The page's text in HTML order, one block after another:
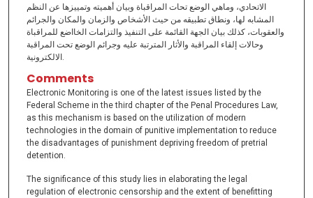
الاتحادي، وماهي الوضع تحات المراقباة وبيان أهميته وتمييزها عن النظم
المشابه لها، ونطاق تطبيقه من حيث الأشخاص والزمان والمكان والجرائم
والعقوبات، كذلك بيان الجهة القائمة على التنفيذ والتزامات الخااضع للمراقباة
وحالات إلقاء المراقبة والأثار المترتبة عليه وجرائم الوضع تحت المراقبة
الالكترونية.
Comments
Electronic Monitoring is one of the latest issues listed by the
Federal Scheme in the third chapter of the Penal Procedures Law,
as this mechanism is based on the utilization of modern
technologies in the domain of punitive implementation to reduce
the disadvantages of punishment depriving freedom of pretrial
detention.
The significance of this study lies in elaborating the legal
regulation of electronic censorship and the extent of benefitting